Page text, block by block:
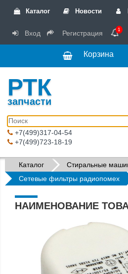
Каталог Новости
Вход Регистрация 1
Корзина
РТК
запчасти
+7(499)317-04-54
+7(499)723-18-19
Каталог
Стиральные
Сетевые фильтры радиопомех
НАИМЕНОВАНИЕ